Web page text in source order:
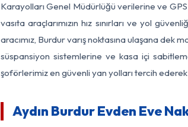
Karayolları Genel Müdürlüğü verilerine ve
vasıta araçlarımızın hız sınırları ve yol
aracımız, Burdur varış noktasına ulaşana dek
süspansiyon sistemlerine ve kasa içi
şoförlerimiz en güvenli yan yolları tercih
Aydın Burdur Evden Eve